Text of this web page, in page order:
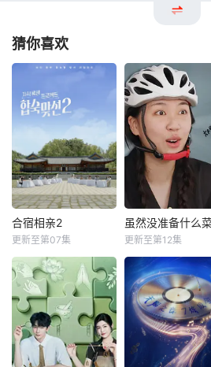
猜你喜欢
合宿相亲2
更新至第07集 更新至第12集